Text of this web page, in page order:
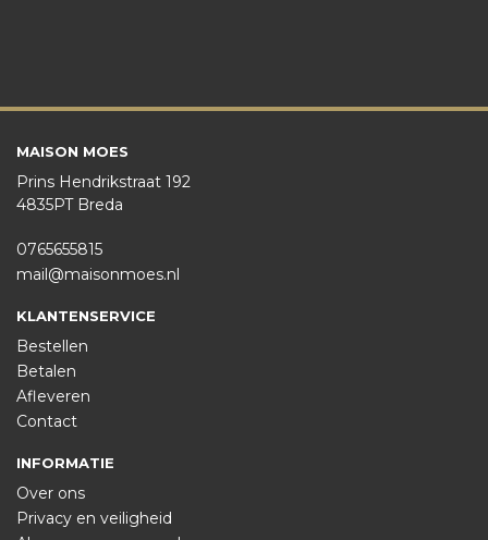
MAISON MOES
Prins Hendrikstraat 192
4835PT Breda
0765655815
mail@maisonmoes.nl
KLANTENSERVICE
Bestellen
Betalen
Afleveren
Contact
INFORMATIE
Over ons
Privacy en veiligheid